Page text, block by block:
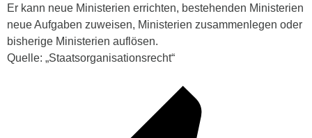
Er kann neue Ministerien errichten, bestehenden Ministerien
neue Aufgaben zuweisen, Ministerien zusammenlegen oder
bisherige Ministerien auflösen.
Quelle: „Staatsorganisationsrecht“